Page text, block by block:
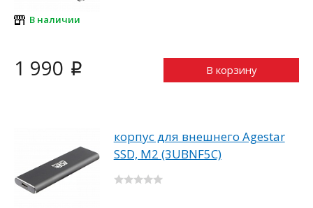
В наличии
1 990 i В корзину
корпус для внешнего Agestar
SSD, M2 (3UBNF5C)